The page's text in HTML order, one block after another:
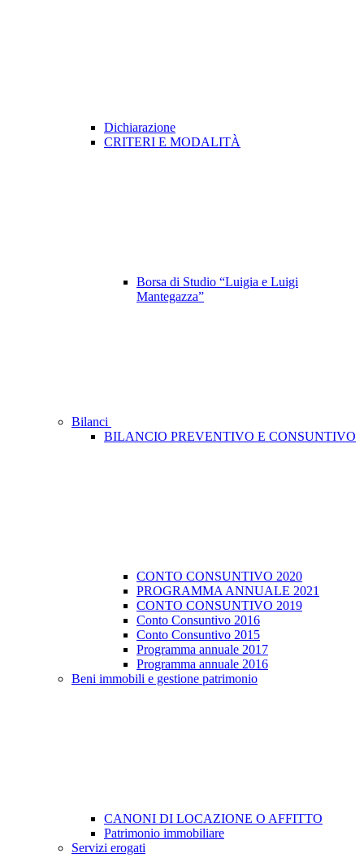
Dichiarazione
CRITERI E MODALITÀ
Borsa di Studio “Luigia e Luigi
Mantegazza”
Bilanci
BILANCIO PREVENTIVO E CONSUNTIVO
CONTO CONSUNTIVO 2020
PROGRAMMA ANNUALE 2021
CONTO CONSUNTIVO 2019
Conto Consuntivo 2016
Conto Consuntivo 2015
Programma annuale 2017
Programma annuale 2016
Beni immobili e gestione patrimonio
CANONI DI LOCAZIONE O AFFITTO
Patrimonio immobiliare
Servizi erogati